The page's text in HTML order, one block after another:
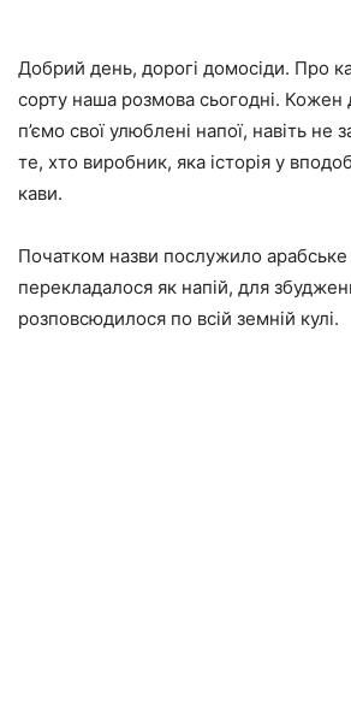
Добрий день, дорогі домосіди. Про
сорту наша розмова сьогодні. Кожен
п’ємо свої улюблені напої, навіть
те, хто виробник, яка історія у
кави.
Початком назви послужило
перекладалося як напій, для
розповсюдилося по всій земній кулі.